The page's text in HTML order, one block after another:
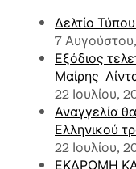
Δελτίο
7
Εξόδιος
Μαίρης
22 Ιουλίου,
Αναγγελία
Ελληνικού
22 Ιουλίου,
ΕΚΔΡΟΜΗ